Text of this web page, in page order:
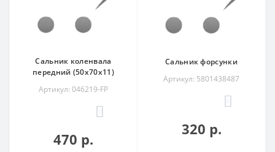
Сальник коленвала
передний (50x70x11)
Артикул: 046219-FP
470 р.
Сальник форсунки
Артикул: 5801438487
320 р.